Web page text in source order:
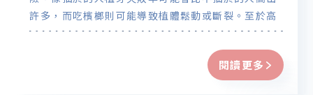
許多，而吃檳榔則可能導致植體鬆動或斷裂。至於高
血壓、低血壓和糖尿病，則要看控制情況如何，良好
的控制與術前評估可以大幅降低風險。
閱讀更多